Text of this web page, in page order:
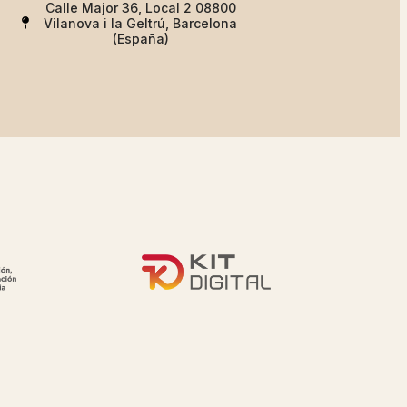
Calle Major 36, Local 2 08800
Vilanova i la Geltrú, Barcelona
(España)